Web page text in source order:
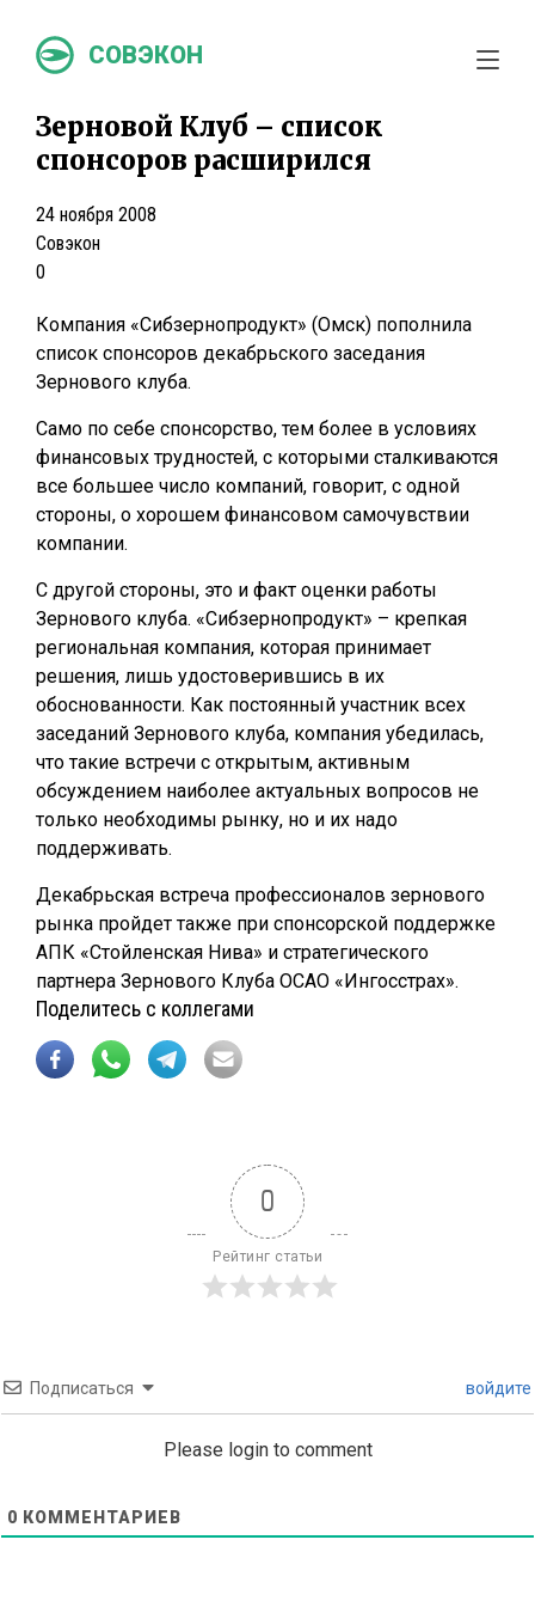
СОВЭКОН
Зерновой Клуб – список
спонсоров расширился
24 ноября 2008
Совэкон
0
Компания «Сибзернопродукт» (Омск) пополнила
список спонсоров декабрьского заседания
Зернового клуба.
Само по себе спонсорство, тем более в условиях
финансовых трудностей, с которыми сталкиваются
все большее число компаний, говорит, с одной
стороны, о хорошем финансовом самочувствии
компании.
С другой стороны, это и факт оценки работы
Зернового клуба. «Сибзернопродукт» – крепкая
региональная компания, которая принимает
решения, лишь удостоверившись в их
обоснованности. Как постоянный участник всех
заседаний Зернового клуба, компания убедилась,
что такие встречи с открытым, активным
обсуждением наиболее актуальных вопросов не
только необходимы рынку, но и их надо
поддерживать.
Декабрьская встреча профессионалов зернового
рынка пройдет также при спонсорской поддержке
АПК «Стойленская Нива» и стратегического
партнера Зернового Клуба ОСАО «Ингосстрах».
Поделитесь с коллегами
0
Рейтинг статьи
Подписаться войдите
Please login to comment
0 КОММЕНТАРИЕВ